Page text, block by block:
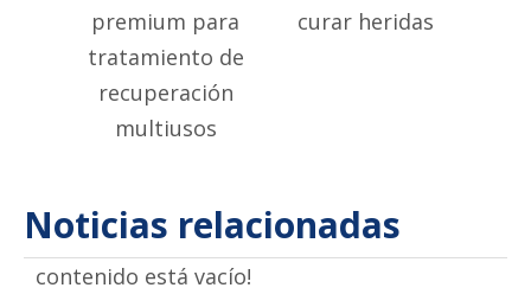
premium para
tratamiento de
recuperación
multiusos
curar heridas
Noticias relacionadas
contenido está vacío!